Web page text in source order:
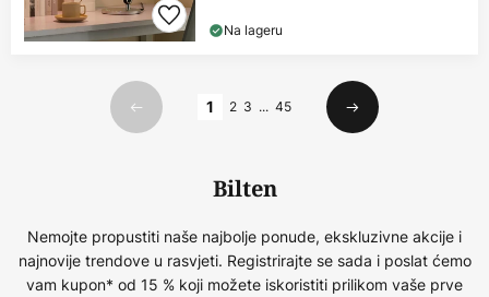
Na lageru
Prethodno
1 2 3 ... 45
Sljedeći
Bilten
Nemojte propustiti naše najbolje ponude, ekskluzivne akcije i
najnovije trendove u rasvjeti. Registrirajte se sada i poslat ćemo
vam kupon* od 15 % koji možete iskoristiti prilikom vaše prve